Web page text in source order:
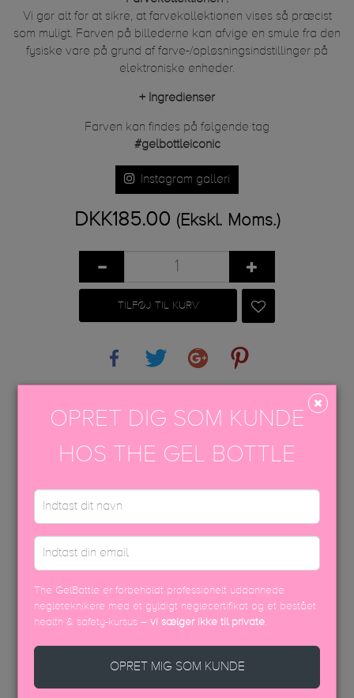
Vi gør alt for at sikre, at farvekollektionen vises så præcist
som muligt. Farven på billederne kan afvige en smule fra den
fysiske vare på grund af farve-/opløsningsindstillinger på
elektroniske enheder.
+ Ingredienser
Farven kan findes på følgende tag
#gelbottleiconic
Instagram galleri
DKK185.00 (Ekskl. Moms.)
TILFØJ TIL KURV
SIKKERHEDSDATABLAD
DISCOVER MORE
OPRET DIG SOM KUNDE
HOS THE GEL BOTTLE
The GelBottle er forbeholdt professionelt uddannede
negleteknikere med et gyldigt neglecertifikat og et bestået
health & safety-kursus –vi sælger ikke til private
OPRET MIG SOM KUNDE